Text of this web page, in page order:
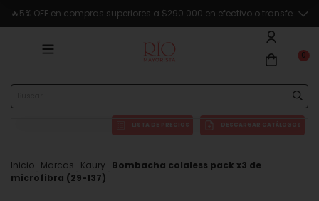
🔥5% OFF en compras superiores a $290.000 en efectivo o transferencia
0
LISTA DE PRECIOS DESCARGAR CATÁLOGOS
Inicio . Marcas . Kaury . Bombacha colaless pack x3 de
microfibra (29-137)